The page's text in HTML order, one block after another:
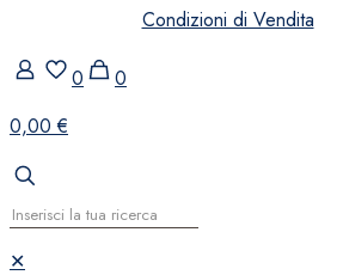
Condizioni di Vendita
0
0
0,00 €
✕